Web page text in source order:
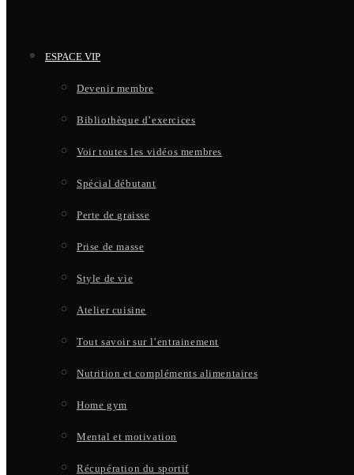
ESPACE VIP
Devenir membre
Bibliothèque d’exercices
Voir toutes les vidéos membres
Spécial débutant
Perte de graisse
Prise de masse
Style de vie
Atelier cuisine
Tout savoir sur l’entrainement
Nutrition et compléments alimentaires
Home gym
Mental et motivation
Récupération du sportif